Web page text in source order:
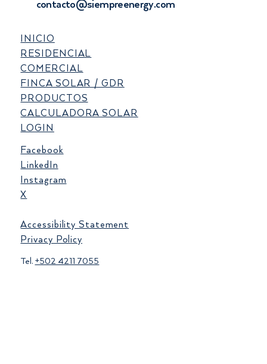
contacto@siempreenergy.com
INICIO
RESIDENCIAL
COMERCIAL
FINCA SOLAR / GDR
PRODUCTOS
CALCULADORA SOLAR
LOGIN
Facebook
LinkedIn
Instagram
X
Accessibility Statement
Privacy Policy
Tel. +502 4211 7055